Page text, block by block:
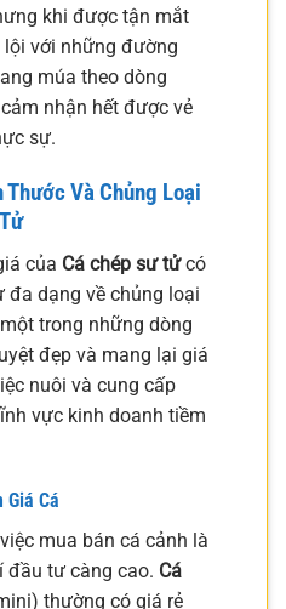
khi được tận mắt
với những đường
múa theo dòng
nhận hết được vẻ
sự.
Và Chủng Loại
của Cá chép sư tửcó
đa dạng về chủng loại
trong những dòng
đẹp và mang lại giá
nuôi và cung cấp
vực kinh doanh tiềm
Giá Cá
mua bán cá cảnh là
đầu tư càng cao. Cá
thường có giá rẻ